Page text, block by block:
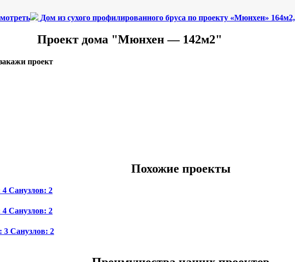
Дом из сухого профилированного бруса по проекту «Мюнхен»
Проект дома "Мюнхен — 142м2"
проект
Похожие проекты
4 Санузлов: 2
4 Санузлов: 2
3 Санузлов: 2